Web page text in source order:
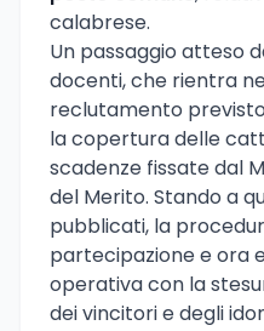
calabrese.
Un passaggio atteso
docenti, che rientra
reclutamento
la copertura delle
scadenze fissate dal
del Merito. Stando a
pubblicati, la
partecipazione e ora
operativa con la
dei vincitori e degli